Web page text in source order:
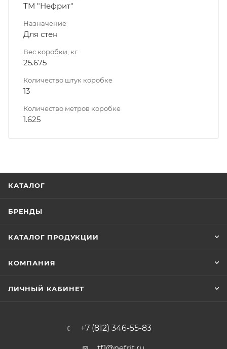
ТМ "Нефрит"
Назначение
Для стен
Вес коробки, кг
25.675
Количество штук коробке
13
Количество метров коробке
1.625
КАТАЛОГ
БРЕНДЫ
КАТАЛОГ ПРОДУКЦИИ
КОМПАНИЯ
ЛИЧНЫЙ КАБИНЕТ
+7 (812) 346-55-83